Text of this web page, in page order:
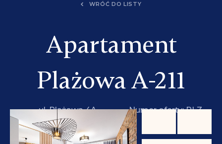
WRÓĆ DO LISTY
Apartament
Plażowa A-211
ul. Plażowa 4A,
Grzybowo
Numer oferty: PLZ